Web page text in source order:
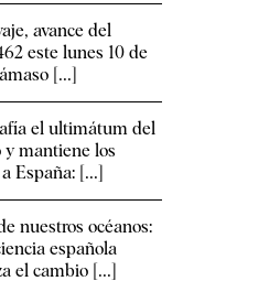
avance del
este lunes 10 de
[...]
el ultimátum del
y mantiene los
España: [...]
nuestros océanos:
española
el cambio [...]